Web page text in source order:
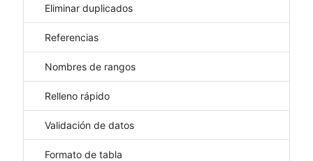
Eliminar duplicados
Referencias
Nombres de rangos
Relleno rápido
Validación de datos
Formato de tabla